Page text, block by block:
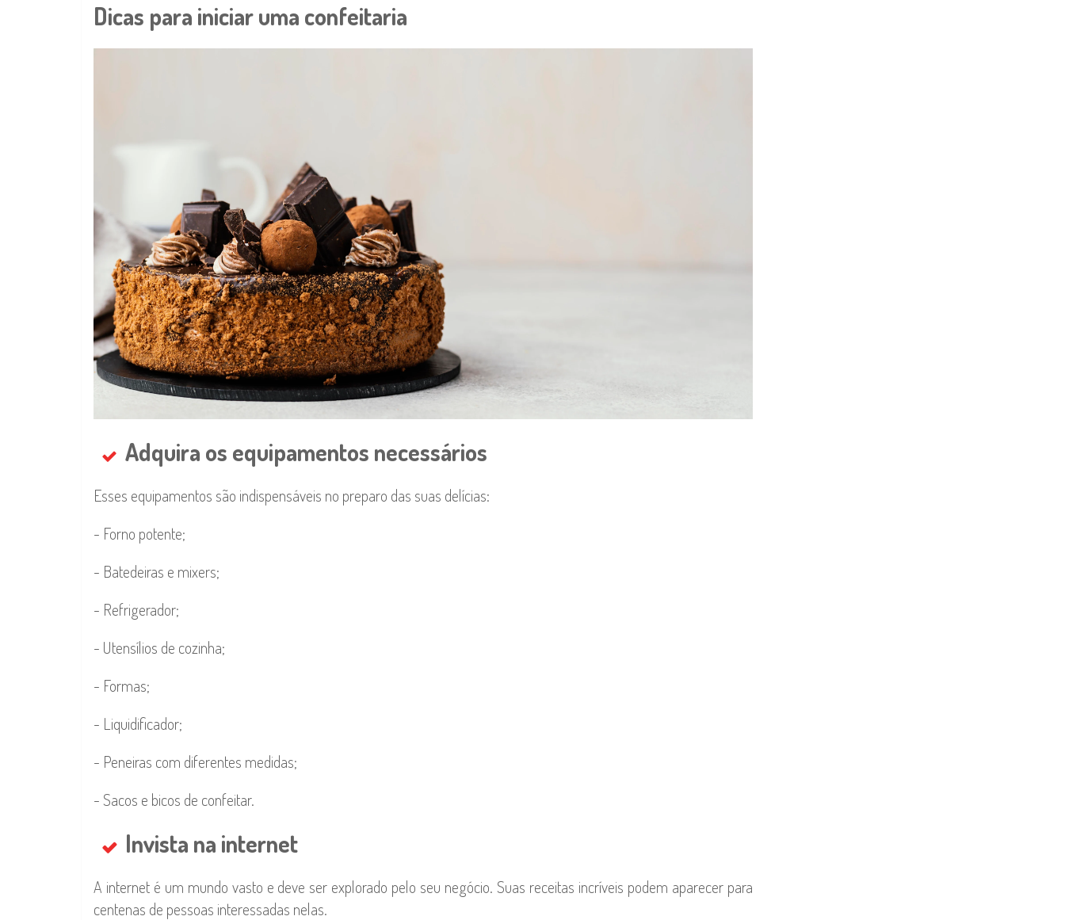
Dicas para iniciar uma confeitaria
Adquira os equipamentos necessários
Esses equipamentos são indispensáveis no preparo das suas delícias:
- Forno potente;
- Batedeiras e mixers;
- Refrigerador;
- Utensílios de cozinha;
- Formas;
- Liquidificador;
- Peneiras com diferentes medidas;
- Sacos e bicos de confeitar.
Invista na internet
A internet é um mundo vasto e deve ser explorado pelo seu negócio. Suas receitas incríveis podem aparecer para
centenas de pessoas interessadas nelas.